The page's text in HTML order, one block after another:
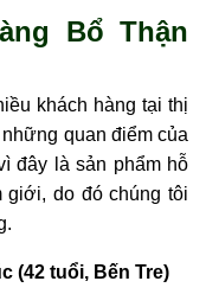
Bổ Thận
khách hàng tại thị
quan điểm của
đây là sản phẩm hỗ
giới, do đó chúng tôi
(42 tuổi, Bến Tre)